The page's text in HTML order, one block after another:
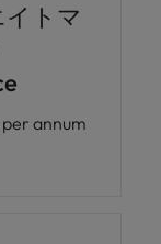
トマ
annum